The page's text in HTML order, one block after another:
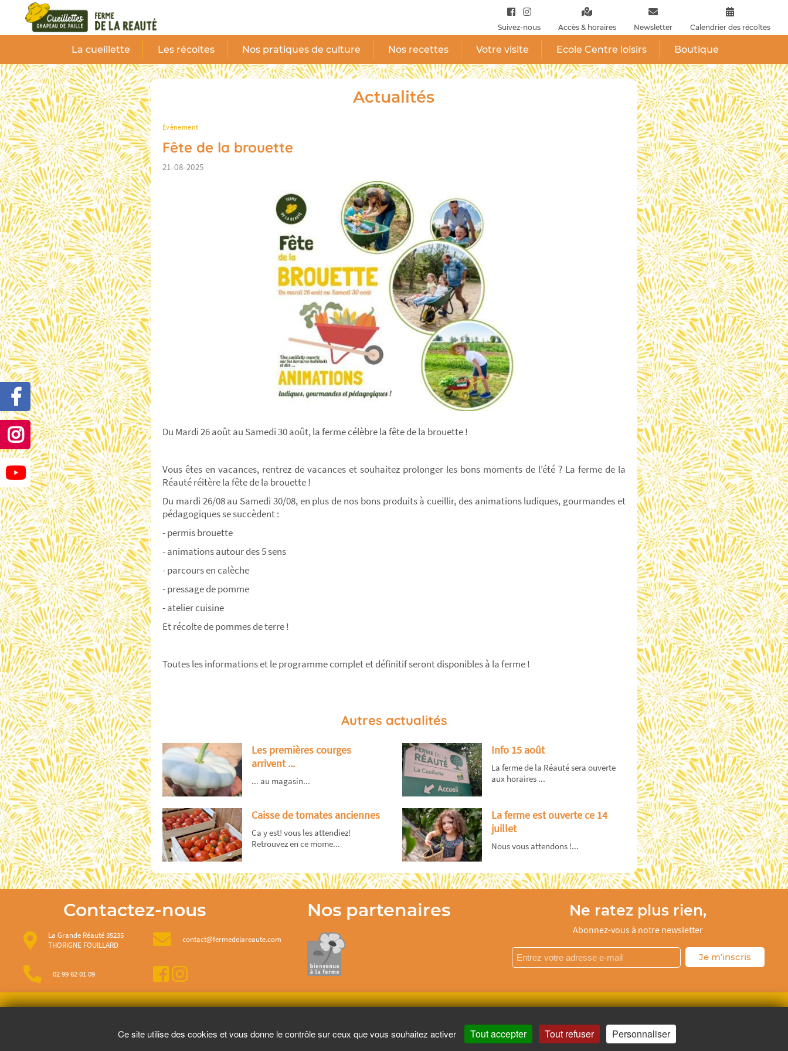
Suivez-nous Accès & horaires Newsletter Calendrier des récoltes
La cueillette Les récoltes Nos pratiques de culture Nos recettes Votre visite Ecole Centre loisirs Boutique
Actualités
Évènement
Fête de la brouette
21-08-2025
Du Mardi 26 août au Samedi 30 août, la ferme célèbre la fête de la brouette !
Vous êtes en vacances, rentrez de vacances et souhaitez prolonger les bons moments de l’été ? La ferme de la
Réauté réitère la fête de la brouette !
Du mardi 26/08 au Samedi 30/08, en plus de nos bons produits à cueillir, des animations ludiques, gourmandes et
pédagogiques se succèdent :
- permis brouette
- animations autour des 5 sens
- parcours en calèche
- pressage de pomme
- atelier cuisine
Et récolte de pommes de terre !
Toutes les informations et le programme complet et définitif seront disponibles à la ferme !
Autres actualités
Les premières courges
arrivent ...
... au magasin...
Info 15 août
La ferme de la Réauté sera ouverte
aux horaires ...
Caisse de tomates anciennes
Ca y est! vous les attendiez!
Retrouvez en ce mome...
La ferme est ouverte ce 14
juillet
Nous vous attendons !...
Contactez-nous
La Grande Réauté 35235
THORIGNE FOUILLARD
contact@fermedelareaute.com
02 99 62 01 09
Nos partenaires Ne ratez plus rien,
Abonnez-vous à notre newsletter
Je m’inscris
Copyright © - 2026 GIE Chapeau de Paille-Mentions légales
Panneau de gestion des cookies
Ce site utilise des cookies et vous donne le contrôle sur ceux que vous souhaitez activer Tout accepter Tout refuser Personnaliser